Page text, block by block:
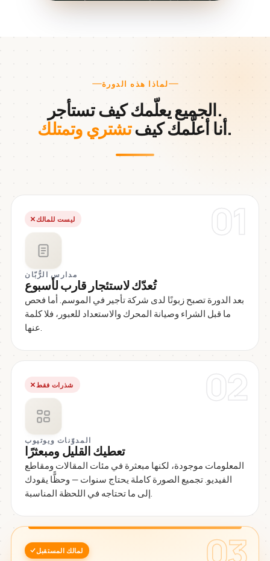
لماذا هذه الدورة
الجميع يعلّمك كيف تستأجر.
أنا أعلّمك كيفتشتري وتمتلك .
01 ليست للمالك
مدارس الرُّبّان
تُعدّك لاستئجار قارب لأسبوع
بعد الدورة تصبح زبونًا لدى شركة تأجير في الموسم. أما فحص
ما قبل الشراء وصيانة المحرك والاستعداد للعبور، فلا كلمة
02 شذرات فقط
المدوّنات ويوتيوب
تعطيك القليل ومبعثرًا
المعلومات موجودة، لكنها مبعثرة في مئات المقالات ومقاطع
الفيديو. تجميع الصورة كاملة يحتاج سنوات — وحظًّا يقودك
لمالك المستقبل